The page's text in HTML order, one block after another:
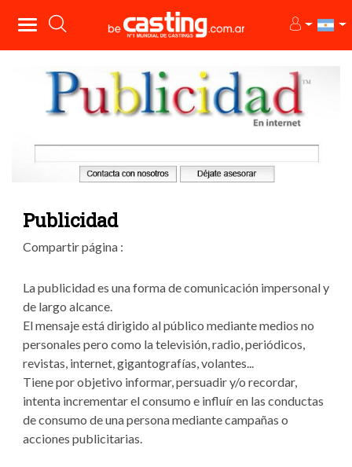
Publicidad
Compartir página :
La publicidad es una forma de comunicación impersonal y
de largo alcance.
El mensaje está dirigido al público mediante medios no
personales pero como la televisión, radio, periódicos,
revistas, internet, gigantografías, volantes...
Tiene por objetivo informar, persuadir y/o recordar,
intenta incrementar el consumo e influír en las conductas
de consumo de una persona mediante campañas o
acciones publicitarias.